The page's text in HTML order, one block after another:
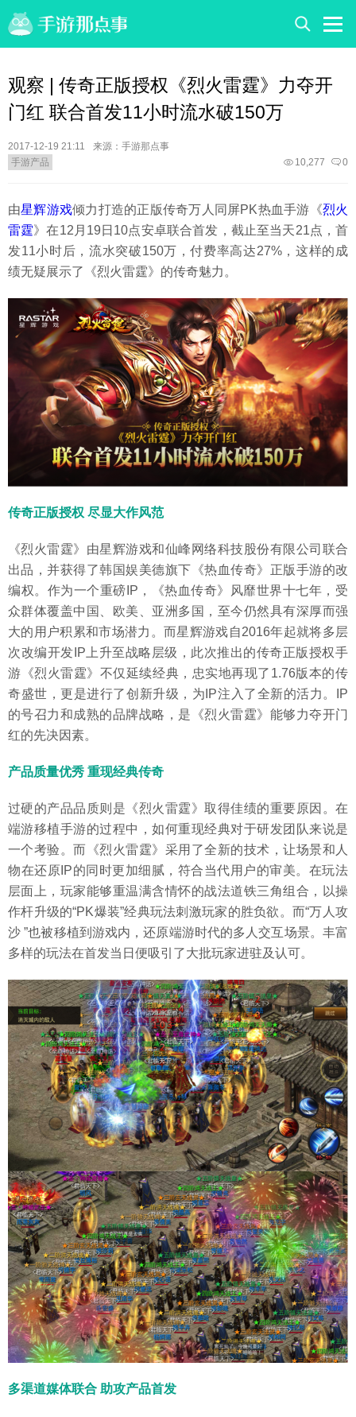
观察 | 传奇正版授权《烈火雷霆》力夺开
门红 联合首发11小时流水破150万
2017-12-19 21:11
来源：手游那点事
手游产品
0
10,277
由星辉游戏倾力打造的正版传奇万人同屏PK热血手游《烈火
雷霆》在12月19日10点安卓联合首发，截止至当天21点，首
发11小时后，流水突破150万，付费率高达27%，这样的成
绩无疑展示了《烈火雷霆》的传奇魅力。
传奇正版授权 尽显大作风范
《烈火雷霆》由星辉游戏和仙峰网络科技股份有限公司联合
出品，并获得了韩国娱美德旗下《热血传奇》正版手游的改
编权。作为一个重磅IP，《热血传奇》风靡世界十七年，受
众群体覆盖中国、欧美、亚洲多国，至今仍然具有深厚而强
大的用户积累和市场潜力。而星辉游戏自2016年起就将多层
次改编开发IP上升至战略层级，此次推出的传奇正版授权手
游《烈火雷霆》不仅延续经典，忠实地再现了1.76版本的传
奇盛世，更是进行了创新升级，为IP注入了全新的活力。IP
的号召力和成熟的品牌战略，是《烈火雷霆》能够力夺开门
红的先决因素。
产品质量优秀 重现经典传奇
过硬的产品品质则是《烈火雷霆》取得佳绩的重要原因。在
端游移植手游的过程中，如何重现经典对于研发团队来说是
一个考验。而《烈火雷霆》采用了全新的技术，让场景和人
物在还原IP的同时更加细腻，符合当代用户的审美。在玩法
层面上，玩家能够重温满含情怀的战法道铁三角组合，以操
作杆升级的“PK爆装”经典玩法刺激玩家的胜负欲。而“万人攻
沙 ”也被移植到游戏内，还原端游时代的多人交互场景。丰富
多样的玩法在首发当日便吸引了大批玩家进驻及认可。
多渠道媒体联合 助攻产品首发